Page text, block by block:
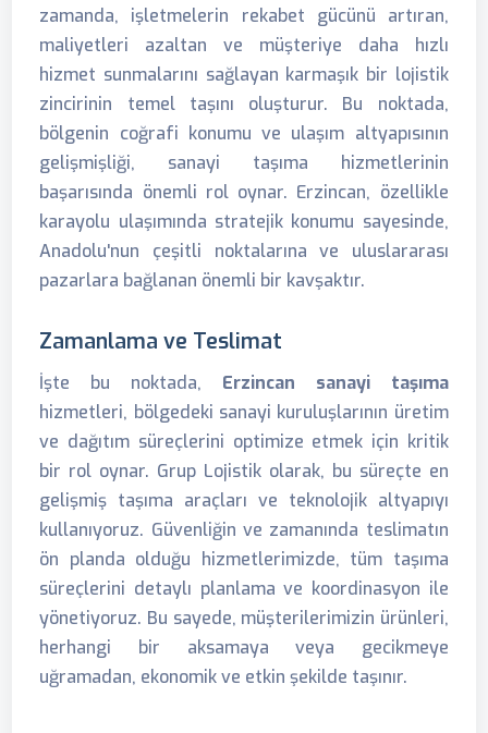
zamanda, işletmelerin rekabet gücünü artıran,
maliyetleri azaltan ve müşteriye daha hızlı
hizmet sunmalarını sağlayan karmaşık bir lojistik
zincirinin temel taşını oluşturur. Bu noktada,
bölgenin coğrafi konumu ve ulaşım altyapısının
gelişmişliği, sanayi taşıma hizmetlerinin
başarısında önemli rol oynar. Erzincan, özellikle
karayolu ulaşımında stratejik konumu sayesinde,
Anadolu'nun çeşitli noktalarına ve uluslararası
pazarlara bağlanan önemli bir kavşaktır.
Zamanlama ve Teslimat
İşte bu noktada, Erzincan sanayi taşıma
hizmetleri, bölgedeki sanayi kuruluşlarının üretim
ve dağıtım süreçlerini optimize etmek için kritik
bir rol oynar. Grup Lojistik olarak, bu süreçte en
gelişmiş taşıma araçları ve teknolojik altyapıyı
kullanıyoruz. Güvenliğin ve zamanında teslimatın
ön planda olduğu hizmetlerimizde, tüm taşıma
süreçlerini detaylı planlama ve koordinasyon ile
yönetiyoruz. Bu sayede, müşterilerimizin ürünleri,
herhangi bir aksamaya veya gecikmeye
uğramadan, ekonomik ve etkin şekilde taşınır.